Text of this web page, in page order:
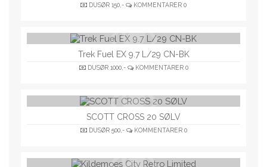
DUSØR 150,- KOMMENTARER 0
Trek Fuel EX 9.7 L/29 CN-BK
DUSØR 1000,- KOMMENTARER 0
SCOTT CROSS 20 SØLV
DUSØR 500,- KOMMENTARER 0